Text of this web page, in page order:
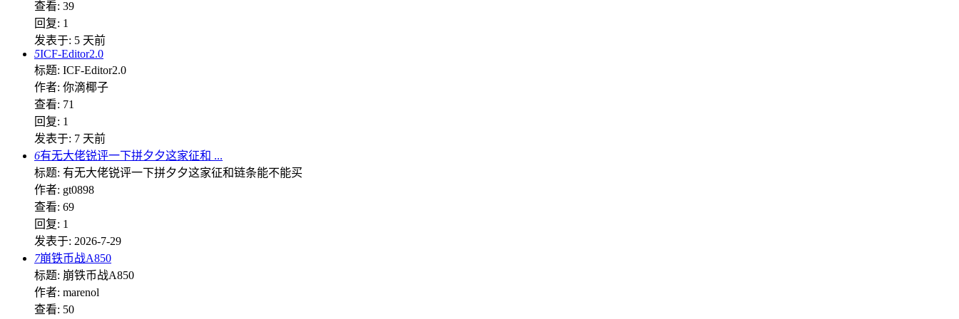
查看: 39
回复: 1
发表于: 5 天前
5ICF-Editor2.0
标题: ICF-Editor2.0
作者: 你滴椰子
查看: 71
回复: 1
发表于: 7 天前
6有无大佬锐评一下拼夕夕这家征和 ...
标题: 有无大佬锐评一下拼夕夕这家征和链条能不能买
作者: gt0898
查看: 69
回复: 1
发表于: 2026-7-29
7崩铁币战A850
标题: 崩铁币战A850
作者: marenol
查看: 50